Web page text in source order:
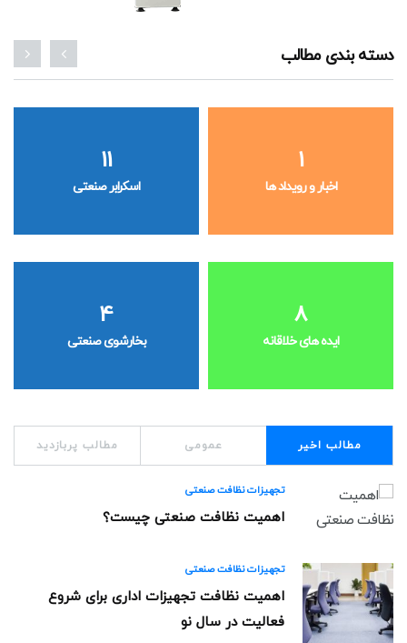
دسته بندی مطالب
1
اخبار و رویداد ها
11
اسکرابر صنعتی
8
ایده های خلاقانه
4
بخارشوی صنعتی
مطالب اخیر عمومی مطالب پربازدید
تجهیزات نظافت صنعتی
اهمیت نظافت صنعتی چیست؟
تجهیزات نظافت صنعتی
اهمیت نظافت تجهیزات اداری برای شروع
فعالیت در سال نو